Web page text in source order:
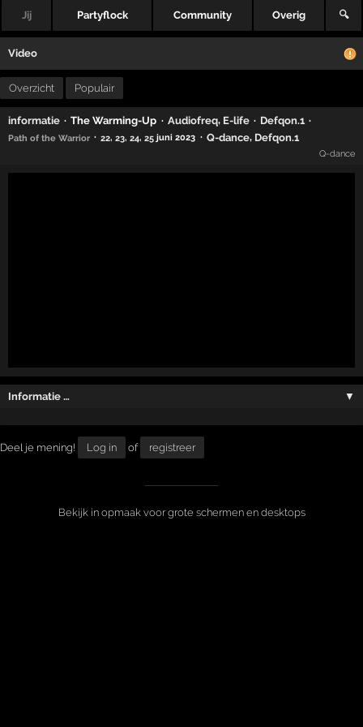
Jij Partyflock Community Overig 🔍
Video
Overzicht Populair
informatie · The Warming-Up · Audiofreq, E-life · Defqon.1 ·
Path of the Warrior · 22,23,24,25 juni 2023 · Q-dance, Defqon.1
Q-dance
Informatie … ▼
Deel je mening! Log in of registreer
Bekijk in opmaak voor grote schermen en desktops